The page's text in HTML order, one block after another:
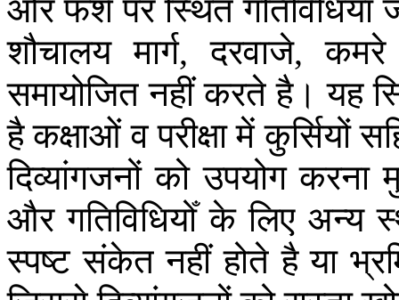
और फर्श पर स्थित गतिविधियाँ
शौचालय मार्ग,दरवाजे,कमरे
समायोजित नहीं करते है। यह
है कक्षाओं व परीक्षा में कुर्सियों
दिव्यांगजनों को उपयोग करना
और गतिविधियोँ के लिए अन्य
स्पष्ट संकेत नहीं होते है या